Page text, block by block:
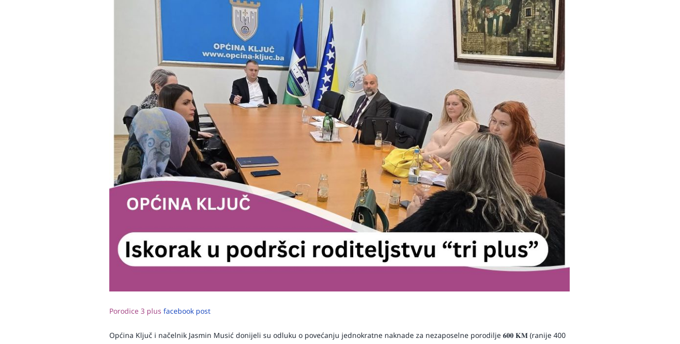
Porodice 3 plus facebook post
Općina Ključ i načelnik Jasmin Musić donijeli su odluku o povećanju jednokratne naknade za nezaposelne porodilje 𝟔𝟎𝟎 𝐊𝐌 (ranije 400